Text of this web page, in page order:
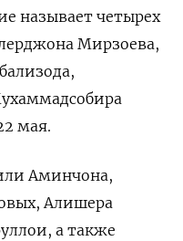
называет четырех
Мирзоева,
мая.
Аминчона,
Алишера
а также